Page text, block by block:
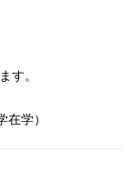
す。
学）